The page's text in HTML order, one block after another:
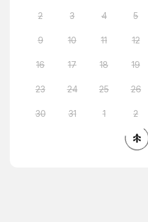
2 3 4 5
9 10 11 12
16 17 18 19
23 24 25 26
30 31 1 2